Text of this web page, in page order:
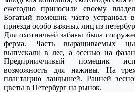
ежегодно приносили своему
Богатый помещик часто устраивал
приезда особо важных лиц из
Для охотничьей забавы была
ферма. Часть выращиваемых
выпускали в лес, а осенью на
Предприимчивый помещик
возможность для наживы. На
плантацию ландышей. Ранней
цветы в Петербург на рынок.